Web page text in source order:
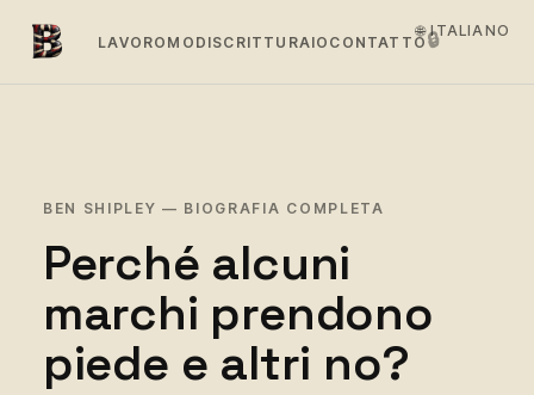
LAVORO MODISCRITTURAIO CONTATTO 🔒
BEN SHIPLEY — BIOGRAFIA COMPLETA
Perché alcuni
marchi prendono
piede e altri no?
🌐 ITALIANO